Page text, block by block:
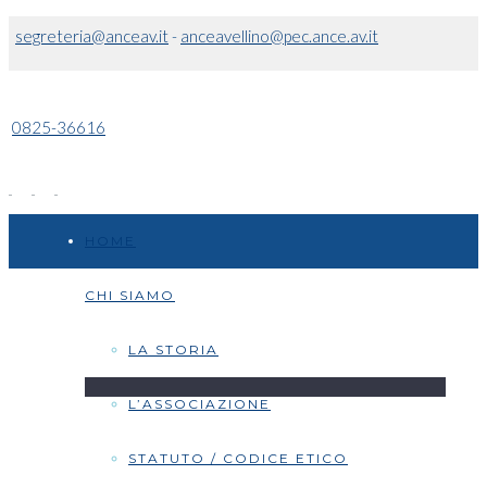
segreteria@anceav.it- anceavellino@pec.ance.av.it
0825-36616
CHI SIAMO
LA STORIA
L’ASSOCIAZIONE
STATUTO / CODICE ETICO